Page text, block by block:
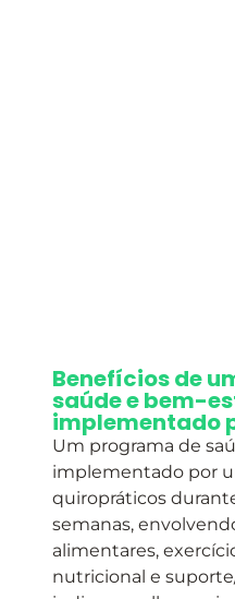
Benefícios de
saúde e bem-
implementado
Um programa de
implementado por
quiropráticos
semanas,
alimentares,
nutricional e